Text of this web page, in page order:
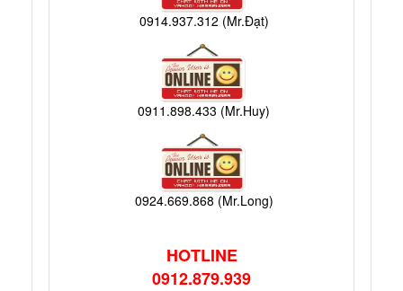
0914.937.312 (Mr.Đạt)
0911.898.433 (Mr.Huy)
0924.669.868 (Mr.Long)
HOTLINE
0912.879.939